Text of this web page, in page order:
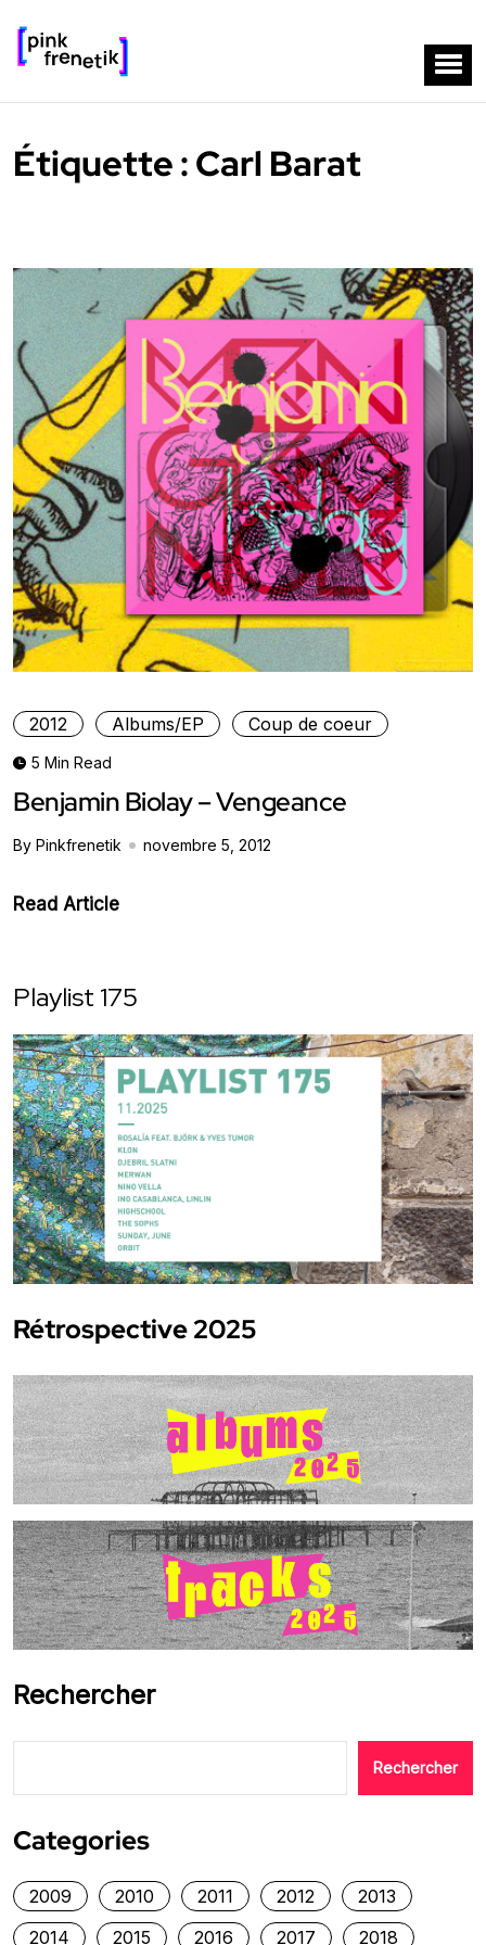
Étiquette :Carl Barat
2012 Albums/EP Coup de coeur
5 Min Read
Benjamin Biolay – Vengeance
By Pinkfrenetik novembre 5, 2012
Read Article
Playlist 175
Rétrospective 2025
Rechercher
Rechercher
Categories
2009 2010 2011 2012
2013
2014
2015 2016 2017 2018